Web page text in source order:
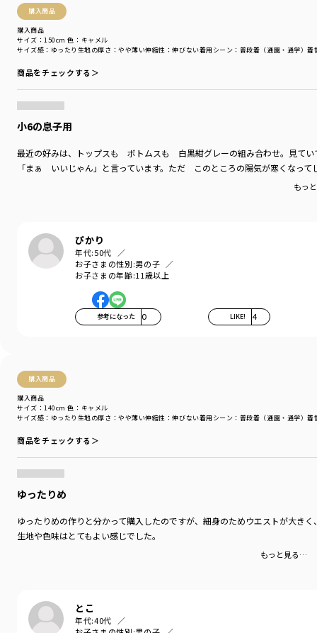
購入商品
購入商品
サイズ感 ：ゆったり 生地の厚さ ：やや薄い伸縮性 ：伸びない着用シーン ：普段着（通園・通学）着
サイズ：150cm 色：キャメル
商品をチェックする＞
小6の息子用
最近の好みは、トップスも ボトムスも 白黒紺グレーの組み合わせ。見て
「まぁ いいじゃん」と言っています。ただ このところの陽気が寒くなっ
もっ
ぴかり
年代:50代
お子さまの性別:男の子
お子さまの年齢:11歳以上
参考になった 0 LIKE! 4
購入商品
購入商品
サイズ感 ：ゆったり 生地の厚さ ：やや薄い伸縮性 ：伸びない着用シーン ：普段着（通園・通学）着
サイズ：140cm 色：キャメル
商品をチェックする＞
ゆったりめ
ゆったりめの作りと分かって購入したのですが、細身のためウエストが大き
生地や色味はとてもよい感じでした。
もっと見る…
とこ
年代:40代